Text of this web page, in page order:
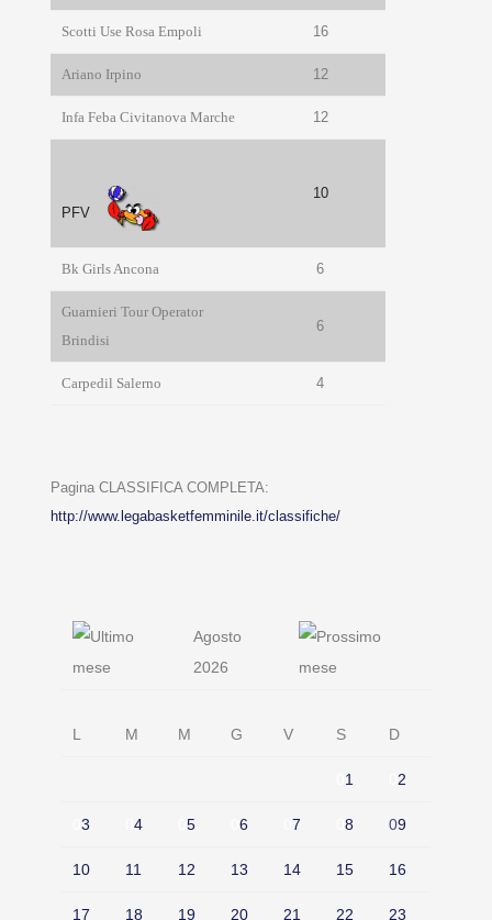
Scotti Use Rosa Empoli 16
Ariano Irpino 12
Infa Feba Civitanova Marche 12
PFV
10
Bk Girls Ancona 6
Guarnieri Tour Operator
Brindisi
6
Carpedil Salerno 4
Pagina CLASSIFICA COMPLETA:
http://www.legabasketfemminile.it/classifiche/
Agosto
2026
L M M G V S D
1 2
3 4 5 6 7 8 09
10 11 12 13 14 15 16
17 18 19 20 21 22 23